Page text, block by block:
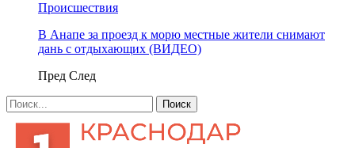
Происшествия
В Анапе за проезд к морю местные жители снимают
дань с отдыхающих (ВИДЕО)
Пред След